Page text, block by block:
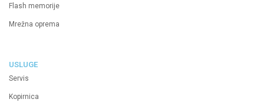
Flash memorije
Mrežna oprema
USLUGE
Servis
Kopirnica